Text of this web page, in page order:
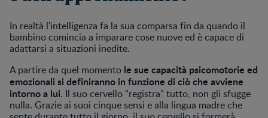
In realtà l'intelligenza fa la sua comparsa fin da quando il
bambino comincia a imparare cose nuove ed è capace di
adattarsi a situazioni inedite.
A partire da quel momento le sue capacità psicomotorie ed
emozionali si definiranno in funzione di ciò che avviene
intorno a lui. Il suo cervello "registra" tutto, non gli sfugge
nulla. Grazie ai suoi cinque sensi e alla lingua madre che